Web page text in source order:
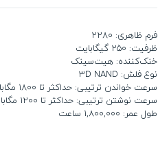
فرم ظاهری: 2280
ظرفیت: 250 گیگابایت
خنک‌کننده: هیت‌سینک
نوع فلش: 3D NAND
سرعت خواندن ترتیبی: حداکثر تا 1800 مگابایت بر ثانیه
سرعت نوشتن ترتیبی: حداکثر تا 1200 مگابایت بر ثانیه
طول عمر: 1,800,000 ساعت